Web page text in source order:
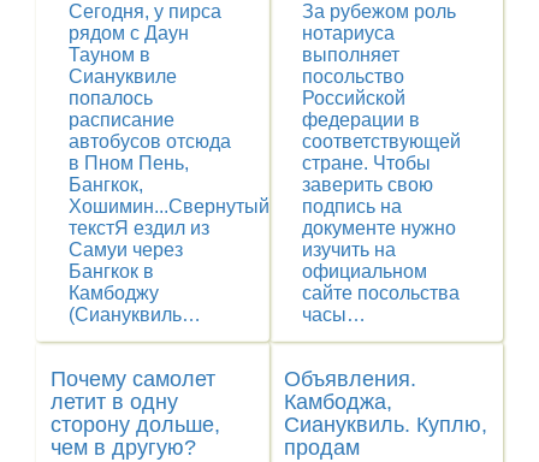
Сегодня, у пирса
рядом с Даун
Тауном в
Сиануквиле
попалось
расписание
автобусов отсюда
в Пном Пень,
Бангкок,
Хошимин...Свернутый
текстЯ ездил из
Самуи через
Бангкок в
Камбоджу
(Сиануквиль…
За рубежом роль
нотариуса
выполняет
посольство
Российской
федерации в
соответствующей
стране. Чтобы
заверить свою
подпись на
документе нужно
изучить на
официальном
сайте посольства
часы…
Почему самолет
летит в одну
сторону дольше,
чем в другую?
Объявления.
Камбоджа,
Сиануквиль. Куплю,
продам